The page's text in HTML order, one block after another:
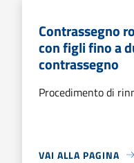
Contrassegno
con figli fino a
contrassegno
Procedimento di
VAI ALLA PAGINA